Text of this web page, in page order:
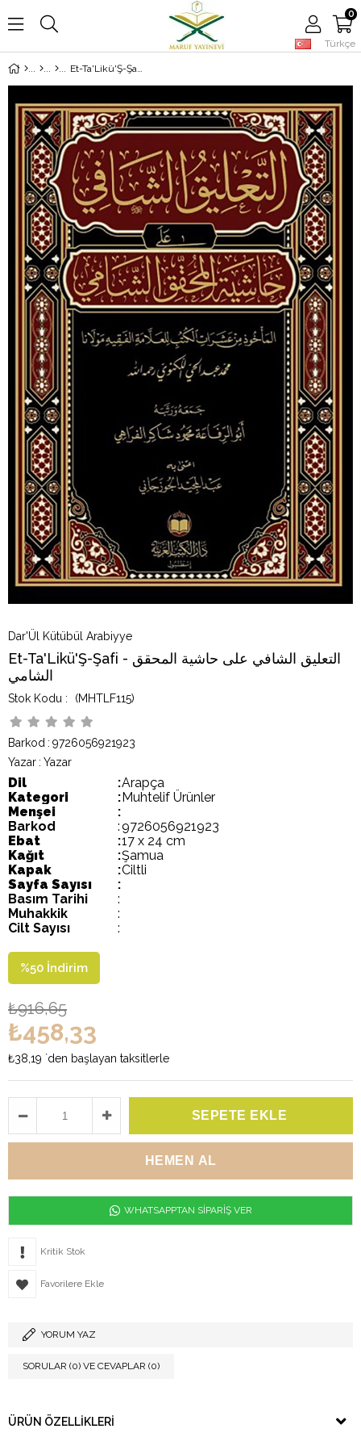
Türkçe
0
Et-Ta'Likü'Ş-Şafi - التعليق الشافي على حاشية المحقق الشامي
Dar'Ül Kütübül Arabiyye
Et-Ta'Likü'Ş-Şafi - التعليق الشافي على حاشية المحقق
الشامي
(MHTLF115)
Barkod : 9726056921923
Yazar : Yazar
Dil :Arapça
Kategori
:Muhtelif Ürünler
Menşei
:
Barkod
:9726056921923
Ebat
:17 x 24 cm
Kağıt
:Şamua
Kapak
:Ciltli
Sayfa Sayısı
:
Basım Tarihi
:
Muhakkik
:
Cilt Sayısı
:
%50 İndirim
₺916,65
₺458,33
₺38,19 `den başlayan taksitlerle
WHATSAPPTAN SİPARİŞ VER
Kritik Stok
Favorilere Ekle
YORUM YAZ
SORULAR (0) VE CEVAPLAR (0)
ÜRÜN ÖZELLIKLERI